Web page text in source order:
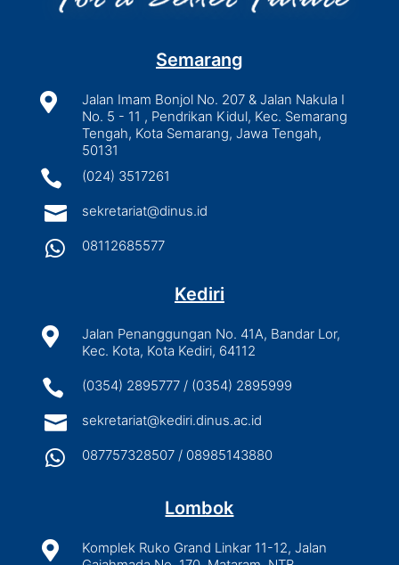
Semarang

Jalan Imam Bonjol No. 207 & Jalan Nakula I
No. 5 - 11 , Pendrikan Kidul, Kec. Semarang
Tengah, Kota Semarang, Jawa Tengah,
50131
 (024) 3517261
 sekretariat@dinus.id
 08112685577
Kediri

Jalan Penanggungan No. 41A, Bandar Lor,
Kec. Kota, Kota Kediri, 64112
 (0354) 2895777 / (0354) 2895999
 sekretariat@kediri.dinus.ac.id
 087757328507 / 08985143880
Lombok

Komplek Ruko Grand Linkar 11-12, Jalan